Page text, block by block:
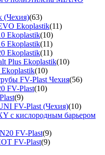
(Чехия)(63)
Ekoplastik(11)
Ekoplastik(10)
Ekoplastik(11)
Ekoplastik(11)
Plus Ekoplastik(10)
Ekoplastik(10)
FV-Plast Чехия(56)
FV-Plast(10)
(9)
FV-Plast (Чехия)(10)
с кислородным барьером
FV-Plast(9)
FV-Plast(9)